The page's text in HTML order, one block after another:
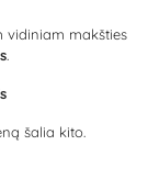
vidiniam makšties
.
šalia kito.